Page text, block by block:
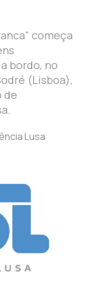
começa
bordo, no
(Lisboa),
de
Lusa